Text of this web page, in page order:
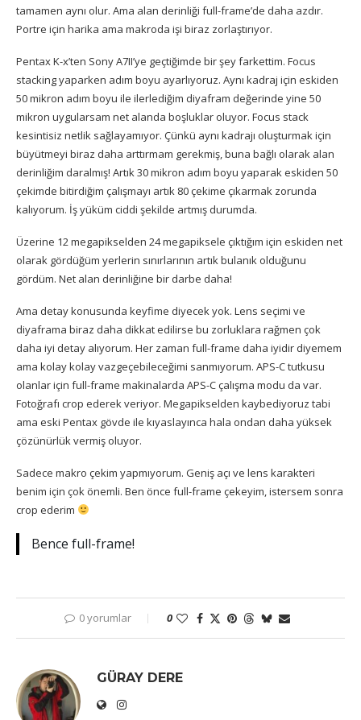
tamamen aynı olur. Ama alan derinliği full-frame’de daha azdır.
Portre için harika ama makroda işi biraz zorlaştırıyor.
Pentax K-x’ten Sony A7II’ye geçtiğimde bir şey farkettim. Focus
stacking yaparken adım boyu ayarlıyoruz. Aynı kadraj için eskiden
50 mikron adım boyu ile ilerlediğim diyafram değerinde yine 50
mikron uygularsam net alanda boşluklar oluyor. Focus stack
kesintisiz netlik sağlayamıyor. Çünkü aynı kadrajı oluşturmak için
büyütmeyi biraz daha arttırmam gerekmiş, buna bağlı olarak alan
derinliğim daralmış! Artık 30 mikron adım boyu yaparak eskiden 50
çekimde bitirdiğim çalışmayı artık 80 çekime çıkarmak zorunda
kalıyorum. İş yüküm ciddi şekilde artmış durumda.
Üzerine 12 megapikselden 24 megapiksele çıktığım için eskiden net
olarak gördüğüm yerlerin sınırlarının artık bulanık olduğunu
gördüm. Net alan derinliğine bir darbe daha!
Ama detay konusunda keyfime diyecek yok. Lens seçimi ve
diyaframa biraz daha dikkat edilirse bu zorluklara rağmen çok
daha iyi detay alıyorum. Her zaman full-frame daha iyidir diyemem
ama kolay kolay vazgeçebileceğimi sanmıyorum. APS-C tutkusu
olanlar için full-frame makinalarda APS-C çalışma modu da var.
Fotoğrafı crop ederek veriyor. Megapikselden kaybediyoruz tabi
ama eski Pentax gövde ile kıyaslayınca hala ondan daha yüksek
çözünürlük vermiş oluyor.
Sadece makro çekim yapmıyorum. Geniş açı ve lens karakteri
benim için çok önemli. Ben önce full-frame çekeyim, istersem sonra
crop ederim
Bence full-frame!
0 yorumlar 0
GÜRAY DERE